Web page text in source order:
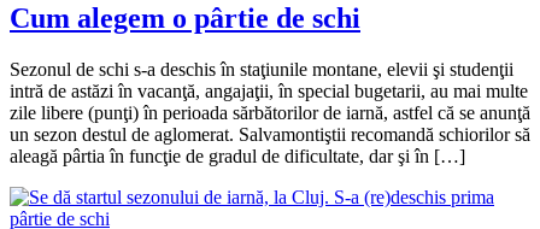
Cum alegem o pârtie de schi
Sezonul de schi s-a deschis în staţiunile montane, elevii şi studenţii
intră de astăzi în vacanţă, angajaţii, în special bugetarii, au mai multe
zile libere (punţi) în perioada sărbătorilor de iarnă, astfel că se anunţă
un sezon destul de aglomerat. Salvamontiştii recomandă schiorilor să
aleagă pârtia în funcţie de gradul de dificultate, dar şi în […]